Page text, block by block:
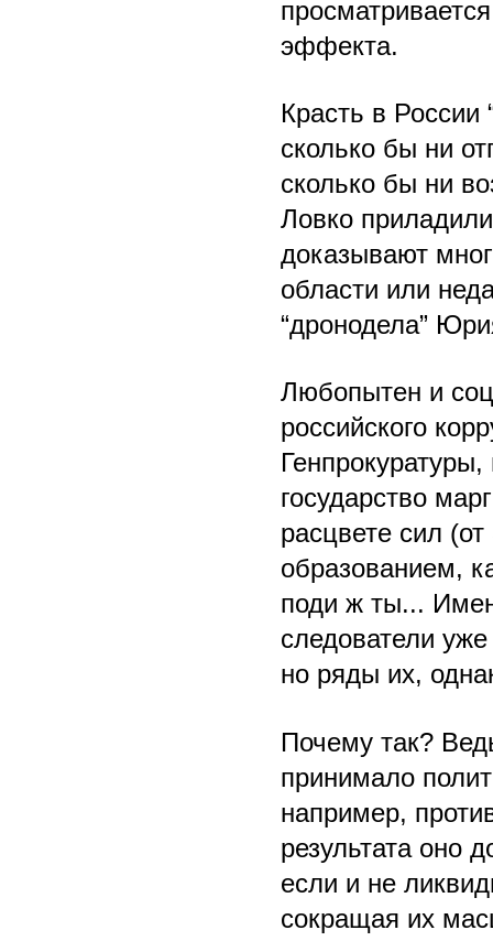
эффекта.
Красть в
сколько бы ни
сколько бы ни
Ловко
доказывают
области или
“дронодела”
Любопытен и
российского
государство
расцвете сил
образованием,
поди ж ты...
следователи
но ряды их,
Почему так?
принимало
например,
результата оно
если и не
сокращая их